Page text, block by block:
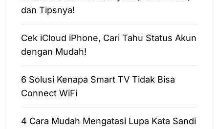
dan Tipsnya!
Cek iCloud iPhone, Cari Tahu Status Akun
dengan Mudah!
6 Solusi Kenapa Smart TV Tidak Bisa
Connect WiFi
4 Cara Mudah Mengatasi Lupa Kata Sandi